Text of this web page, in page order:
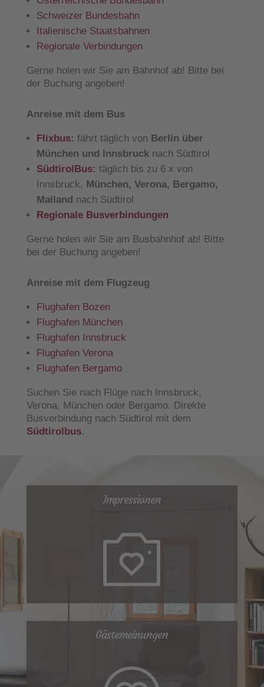
Schweizer Bundesbahn
Italienische Staatsbahnen
Regionale Verbindungen
Gerne holen wir Sie am Bahnhof ab! Bitte bei
der Buchung angeben!
Anreise mit dem Bus
Flixbus: fährt täglich von Berlin über
München und Innsbrucknach Südtirol
SüdtirolBus: täglich bis zu 6 x von
Innsbruck, München, Verona, Bergamo,
Mailand nach Südtirol
Regionale Busverbindungen
Gerne holen wir Sie am Busbahnhof ab! Bitte
bei der Buchung angeben!
Anreise mit dem Flugzeug
Flughafen Bozen
Flughafen München
Flughafen Innsbruck
Flughafen Verona
Flughafen Bergamo
Suchen Sie nach Flüge nach Innsbruck,
Verona, München oder Bergamo. Direkte
Busverbindung nach Südtirol mit dem
Südtirolbus.
Impressionen
Gästemeinungen